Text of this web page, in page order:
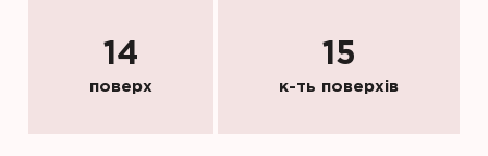
14
поверх
15
к-ть поверхів